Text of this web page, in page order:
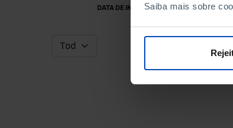
Saiba mais sobre
DATA DE INÍCIO